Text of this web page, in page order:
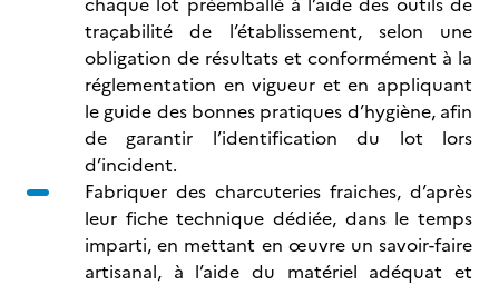
traçabilité de l’établissement, selon une
obligation de résultats et conformément à la
réglementation en vigueur et en appliquant
le guide des bonnes pratiques d’hygiène, afin
de garantir l’identification du lot lors
d’incident.
Fabriquer des charcuteries fraiches, d’après
leur fiche technique dédiée, dans le temps
imparti, en mettant en œuvre un savoir-faire
artisanal, à l’aide du matériel adéquat et